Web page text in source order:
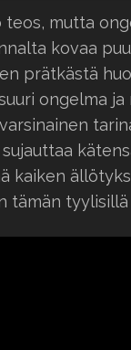
teos, mutta
kovaa
prätkästä
ongelma
kaiken
tämän